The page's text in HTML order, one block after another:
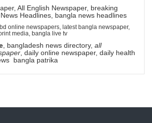
All English Newspaper, breaking
Headlines, bangla news headlines
online newspapers, latest bangla newspaper,
media, bangla live tv
, bangladesh news directory, all
, daily online newspaper, daily health
bangla patrika